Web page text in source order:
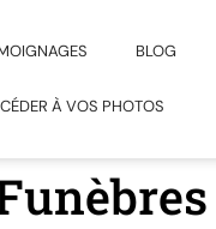
BLOG
À VOS PHOTOS